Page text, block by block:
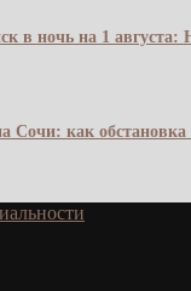
в ночь на 1
Сочи: как